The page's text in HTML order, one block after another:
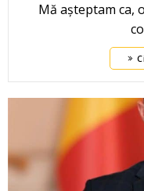
Mă așteptam ca,